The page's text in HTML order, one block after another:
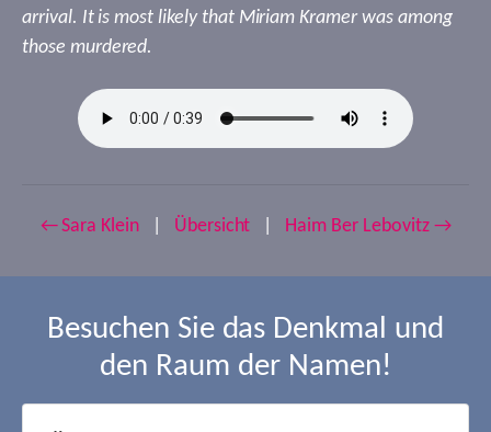
arrival. It is most likely that Miriam Kramer was among
those murdered.
← Sara Klein Übersicht Haim Ber Lebovitz →
Besuchen Sie das Denkmal und
den Raum der Namen!